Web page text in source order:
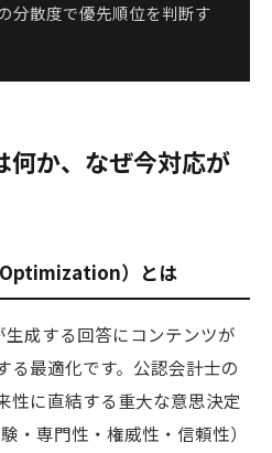
分散度で優先順位を判断す
何か、なぜ今対応が
）とは
生成する回答にコンテンツが
る最適化です。公認会計士の
性に直結する重大な意思決定
・専門性・権威性・信頼性）